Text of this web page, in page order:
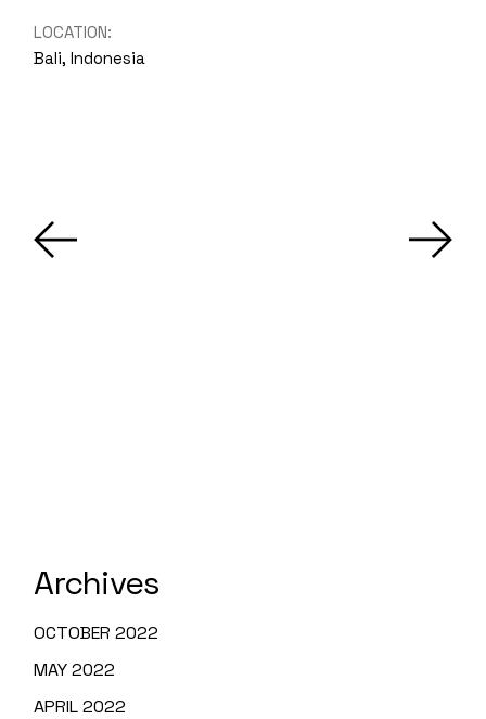
LOCATION:
Bali, Indonesia
Archives
OCTOBER 2022
MAY 2022
APRIL 2022